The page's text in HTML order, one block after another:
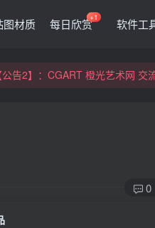
图材质 每日欣赏+1 软件工
公告2】：CGART 橙光艺术网 交流
公告2】：CGART 橙光艺术网 交
0